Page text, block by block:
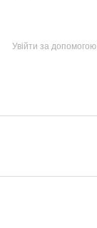
Увійти за допомогою